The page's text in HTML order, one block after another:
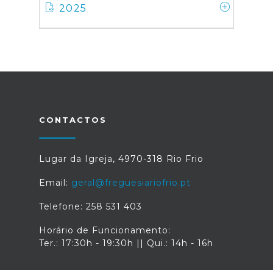
2025
CONTACTOS
Lugar da Igreja, 4970-318 Rio Frio
Email: geral@freguesiariofrio.pt
Telefone: 258 531 403
Horário de Funcionamento:
Ter.: 17:30h - 19:30h || Qui.: 14h - 16h